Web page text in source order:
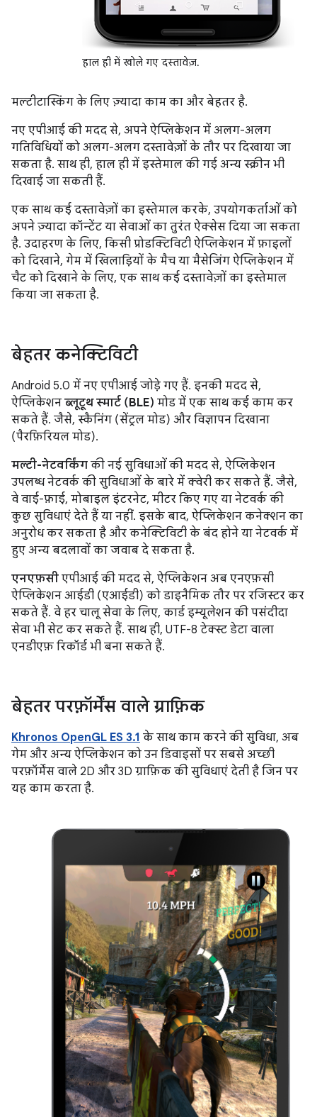
हाल ही में खोले गए दस्तावेज़.
मल्टीटास्किंग के लिए ज़्यादा काम का और बेहतर है.
नए एपीआई की मदद से, अपने ऐप्लिकेशन में अलग-अलग
गतिविधियों को अलग-अलग दस्तावेज़ों के तौर पर दिखाया जा
सकता है. साथ ही, हाल ही में इस्तेमाल की गई अन्य स्क्रीन भी
दिखाई जा सकती हैं.
एक साथ कई दस्तावेज़ों का इस्तेमाल करके, उपयोगकर्ताओं को
अपने ज़्यादा कॉन्टेंट या सेवाओं का तुरंत ऐक्सेस दिया जा सकता
है. उदाहरण के लिए, किसी प्रोडक्टिविटी ऐप्लिकेशन में फ़ाइलों
को दिखाने, गेम में खिलाड़ियों के मैच या मैसेजिंग ऐप्लिकेशन में
चैट को दिखाने के लिए, एक साथ कई दस्तावेज़ों का इस्तेमाल
किया जा सकता है.
बेहतर कनेक्टिविटी
Android 5.0 में नए एपीआई जोड़े गए हैं. इनकी मदद से,
ऐप्लिकेशन ब्लूटूथ स्मार्ट (BLE) मोड में एक साथ कई काम कर
सकते हैं. जैसे, स्कैनिंग (सेंट्रल मोड) और विज्ञापन दिखाना
(पैरफ़िरियल मोड).
मल्टी-नेटवर्किंग की नई सुविधाओं की मदद से, ऐप्लिकेशन
उपलब्ध नेटवर्क की सुविधाओं के बारे में क्वेरी कर सकते हैं. जैसे,
वे वाई-फ़ाई, मोबाइल इंटरनेट, मीटर किए गए या नेटवर्क की
कुछ सुविधाएं देते हैं या नहीं. इसके बाद, ऐप्लिकेशन कनेक्शन का
अनुरोध कर सकता है और कनेक्टिविटी के बंद होने या नेटवर्क में
हुए अन्य बदलावों का जवाब दे सकता है.
एनएफ़सी एपीआई की मदद से, ऐप्लिकेशन अब एनएफ़सी
ऐप्लिकेशन आईडी (एआईडी) को डाइनैमिक तौर पर रजिस्टर कर
सकते हैं. वे हर चालू सेवा के लिए, कार्ड इम्यूलेशन की पसंदीदा
सेवा भी सेट कर सकते हैं. साथ ही, UTF-8 टेक्स्ट डेटा वाला
एनडीएफ़ रिकॉर्ड भी बना सकते हैं.
बेहतर परफ़ॉर्मेंस वाले ग्राफ़िक
Khronos OpenGL ES 3.1 के साथ काम करने की सुविधा, अब
गेम और अन्य ऐप्लिकेशन को उन डिवाइसों पर सबसे अच्छी
परफ़ॉर्मेंस वाले 2D और 3D ग्राफ़िक की सुविधाएं देती है जिन पर
यह काम करता है.